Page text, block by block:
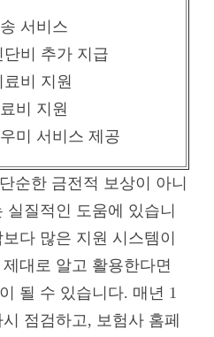
서비스
단비 추가 지급
비 지원
비 지원
미 서비스 제공
순한 금전적 보상이 아니
실질적인 도움에 있습니
다 많은 지원 시스템이
대로 알고 활용한다면
될 수 있습니다. 매년 1
점검하고, 보험사 홈페